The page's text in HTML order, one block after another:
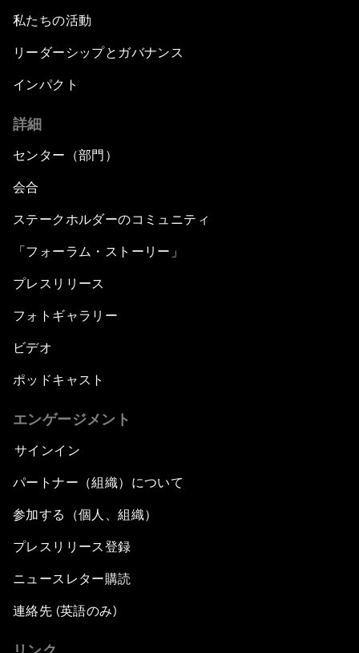
私たちの活動
リーダーシップとガバナンス
インパクト
詳細
センター（部門）
会合
ステークホルダーのコミュニティ
「フォーラム・ストーリー」
プレスリリース
フォトギャラリー
ビデオ
ポッドキャスト
エンゲージメント
サインイン
パートナー（組織）について
参加する（個人、組織）
プレスリリース登録
ニュースレター購読
連絡先 (英語のみ)